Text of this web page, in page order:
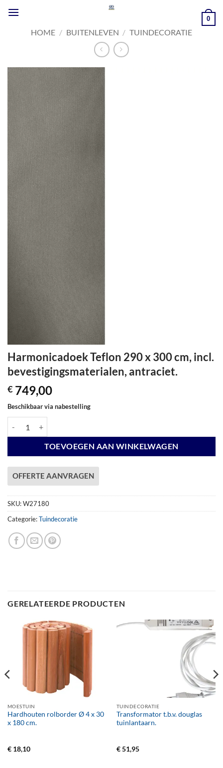
naar
0
HOME / BUITENLEVEN / TUINDECORATIE
Harmonicadoek Teflon 290 x 300 cm, incl.
bevestigingsmaterialen, antraciet.
€ 749,00
Beschikbaar via nabestelling
TOEVOEGEN AAN WINKELWAGEN
OFFERTE AANVRAGEN
SKU:W27180
Categorie:Tuindecoratie
GERELATEERDE PRODUCTEN
MOESTUIN
Hardhouten rolborder Ø 4 x 30
x 180 cm.
€18,10
TUINDECORATIE
Transformator t.b.v. douglas
tuinlantaarn.
€51,95